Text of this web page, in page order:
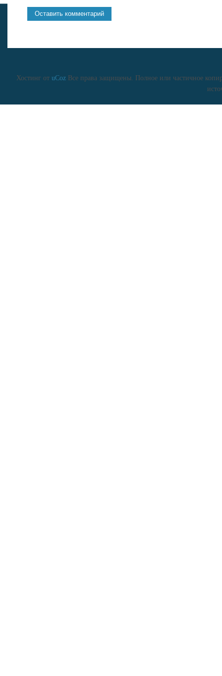
Хостинг от uCozВсе права защищены. Полное или частичное